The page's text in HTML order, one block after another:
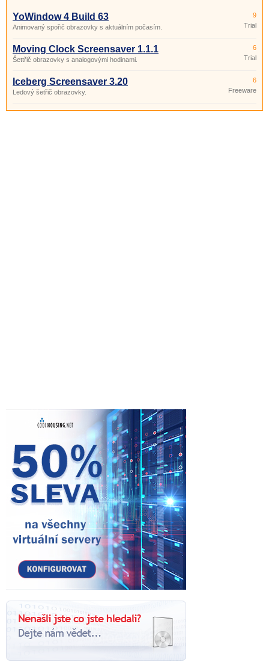
YoWindow 4 Build 63
Animovaný spořič obrazovky s aktuálním počasím.
9
Trial
Moving Clock Screensaver 1.1.1
Šettřič obrazovky s analogovými hodinami.
6
Trial
Iceberg Screensaver 3.20
Ledový šetřič obrazovky.
6
Freeware